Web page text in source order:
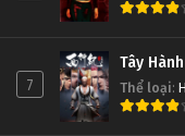
7
Tây
Thể loại: